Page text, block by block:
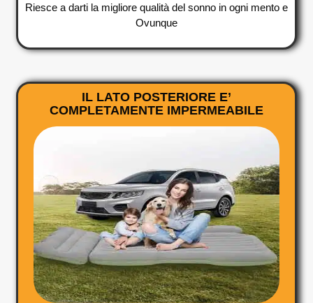
Riesce a darti la migliore qualità del sonno in ogni mento e
Ovunque
IL LATO POSTERIORE E’
COMPLETAMENTE IMPERMEABILE